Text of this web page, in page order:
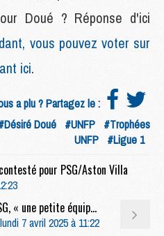
Doué ? Réponse d'ici
vous pouvez voter sur
ici.
a plu ? Partagez le :
Doué #UNFP #Trophées
UNFP #Ligue 1
pour PSG/Aston Villa
Club : Textor titille encore le PSG, « une petite équipe de Paris »
lundi 7 avril 2025 à 11:22